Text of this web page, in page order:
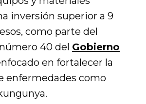
inversión superior a 9
como parte del
40 del Gobierno
en fortalecer la
enfermedades como